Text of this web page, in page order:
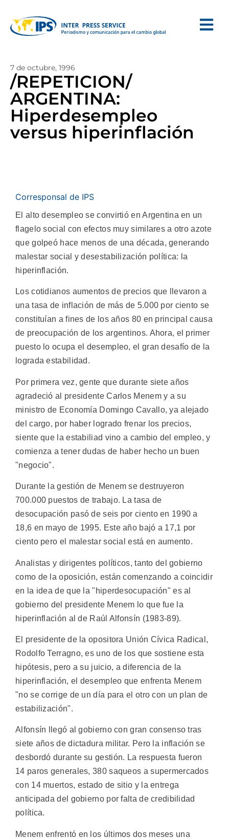
7 de octubre, 1996
/REPETICION/
ARGENTINA:
Hiperdesempleo
versus hiperinflación
Corresponsal de IPS
El alto desempleo se convirtió en Argentina en un
flagelo social con efectos muy similares a otro azote
que golpeó hace menos de una década, generando
malestar social y desestabilización política: la
hiperinflación.
Los cotidianos aumentos de precios que llevaron a
una tasa de inflación de más de 5.000 por ciento se
constituían a fines de los años 80 en principal causa
de preocupación de los argentinos. Ahora, el primer
puesto lo ocupa el desempleo, el gran desafío de la
lograda estabilidad.
Por primera vez, gente que durante siete años
agradeció al presidente Carlos Menem y a su
ministro de Economía Domingo Cavallo, ya alejado
del cargo, por haber logrado frenar los precios,
siente que la estabiliad vino a cambio del empleo, y
comienza a tener dudas de haber hecho un buen
"negocio".
Durante la gestión de Menem se destruyeron
700.000 puestos de trabajo. La tasa de
desocupación pasó de seis por ciento en 1990 a
18,6 en mayo de 1995. Este año bajó a 17,1 por
ciento pero el malestar social está en aumento.
Analistas y dirigentes políticos, tanto del gobierno
como de la oposición, están comenzando a coincidir
en la idea de que la "hiperdesocupación" es al
gobierno del presidente Menem lo que fue la
hiperinflación al de Raúl Alfonsín (1983-89).
El presidente de la opositora Unión Cívica Radical,
Rodolfo Terragno, es uno de los que sostiene esta
hipótesis, pero a su juicio, a diferencia de la
hiperinflación, el desempleo que enfrenta Menem
"no se corrige de un día para el otro con un plan de
estabilización".
Alfonsín llegó al gobierno con gran consenso tras
siete años de dictadura militar. Pero la inflación se
desbordó durante su gestión. La respuesta fueron
14 paros generales, 380 saqueos a supermercados
con 14 muertos, estado de sitio y la entrega
anticipada del gobierno por falta de credibilidad
política.
Menem enfrentó en los últimos dos meses una